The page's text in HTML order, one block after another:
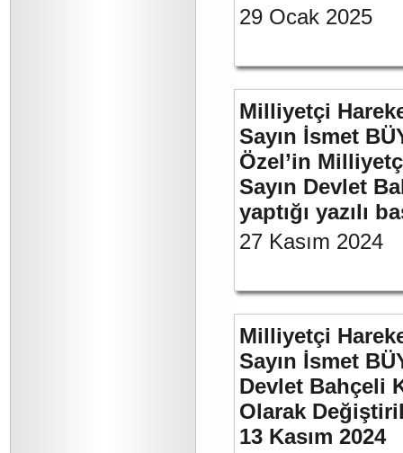
29 Ocak 2025
Milliyetçi
Sayın İsmet
Özel’in
Sayın Devlet
yaptığı yazılı
27 Kasım 2024
Milliyetçi
Sayın İsmet
Devlet Bahçeli
Olarak
13 Kasım 2024